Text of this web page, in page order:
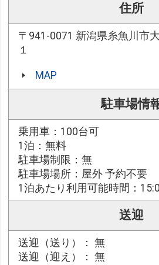
住所
〒941-0071 新潟県糸魚川市
１
MAP
駐車場情
乗用車：100台可
1泊：無料
駐車場制限：無
駐車場場所：屋外 予約不要
1泊あたり利用可能時間：
送迎
送迎（送り）： 無
送迎（迎え）： 無